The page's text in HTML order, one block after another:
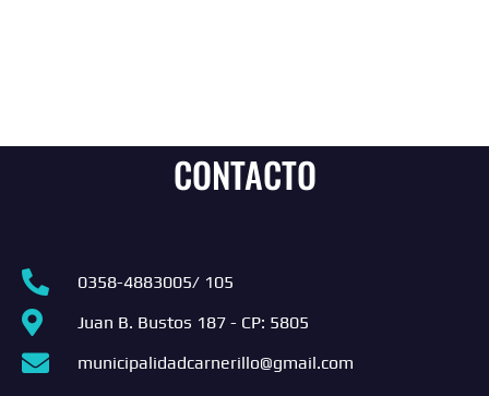
CONTACTO
0358-4883005/ 105
Juan B. Bustos 187 - CP: 5805
municipalidadcarnerillo@gmail.com